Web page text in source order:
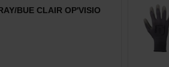
BUE CLAIR OP'VISIO